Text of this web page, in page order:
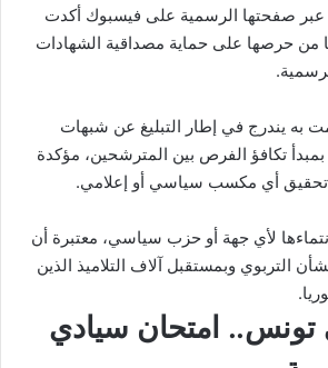
عبر صفحتها الرسمية على فيسبوك أكدت
من حرصها على حماية مصداقية الشهادات
به يندرج في إطار التبليغ عن شبهات
تكافؤ الفرص بين المترشحين، مؤكدة
تحقيق أي مكسب سياسي أو إعلامي.
لأي جهة أو حزب سياسي، معتبرة أن
التربوي وبمستقبل آلاف التلاميذ الذين
تونس.. امتحان سيادي